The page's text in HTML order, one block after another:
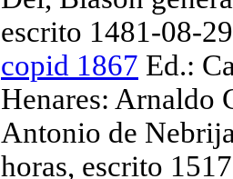
escrito 1481-08-
copid 1867 Ed.:
Henares: Arnaldo
Antonio de
horas, escrito